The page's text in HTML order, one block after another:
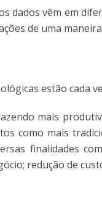
dados vêm em
de uma
estão cada
mais
como mais
finalidades
redução de